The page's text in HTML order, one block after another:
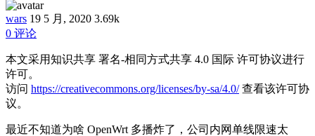
wars 19 5 月, 2020 3.69k
0 评论
本文采用知识共享 署名-相同方式共享 4.0 国际 许可协议进行
许可。
访问 https://creativecommons.org/licenses/by-sa/4.0/查看该许可协
议。
最近不知道为啥 OpenWrt 多播炸了，公司内网单线限速太